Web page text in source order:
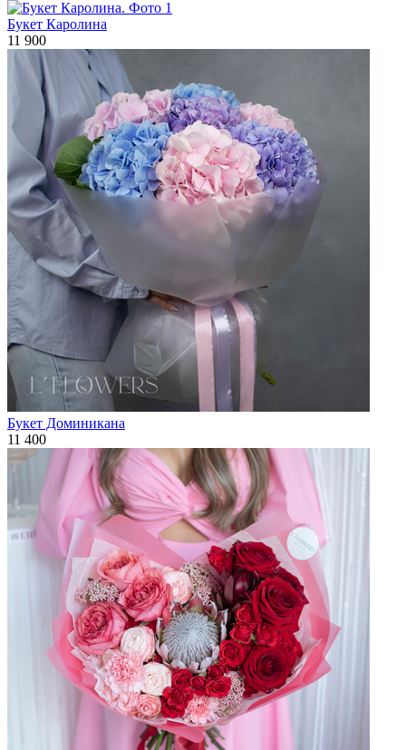
Букет Каролина
11 900
Букет Доминикана
11 400